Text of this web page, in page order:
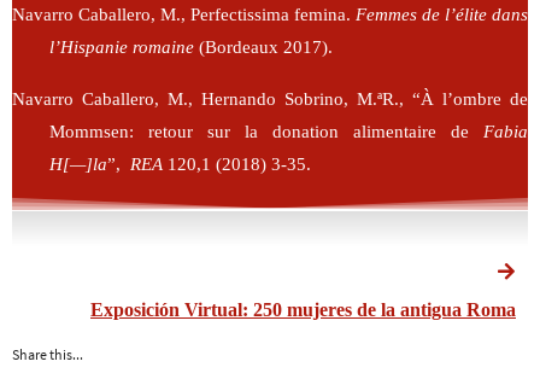
Navarro Caballero, M., Perfectissima femina. Femmes de l’élite dans
l’Hispanie romaine (Bordeaux 2017).
Navarro Caballero, M., Hernando Sobrino, M.ªR., “À l’ombre de
Mommsen: retour sur la donation alimentaire de Fabia
H[—]la”, REA120,1 (2018) 3-35.
Exposición Virtual: 250 mujeres de la antigua Roma
Share this...